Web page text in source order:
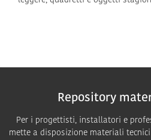
Repository
Per i progettisti, installatori e
mette a disposizione materiali